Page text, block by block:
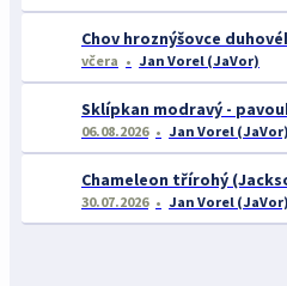
Chov hroznýšovce
včera Jan Vorel (JaVor)
Sklípkan modravý -
06.08.2026 Jan Vorel (JaVor)
Chameleon třírohý
30.07.2026 Jan Vorel (JaVor)